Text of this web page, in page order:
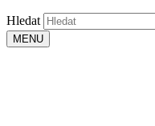
Hledat
MENU